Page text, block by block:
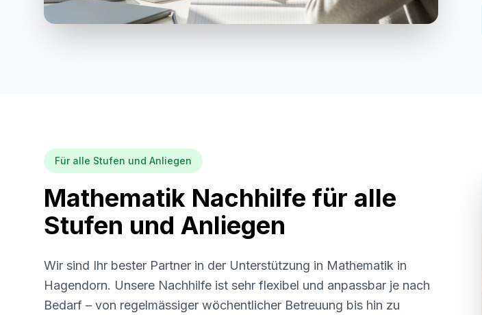
Für alle Stufen und Anliegen
Mathematik Nachhilfe für alle
Stufen und Anliegen
Wir sind Ihr bester Partner in der Unterstützung in Mathematik in
Hagendorn. Unsere Nachhilfe ist sehr flexibel und anpassbar je nach
Bedarf – von regelmässiger wöchentlicher Betreuung bis hin zu